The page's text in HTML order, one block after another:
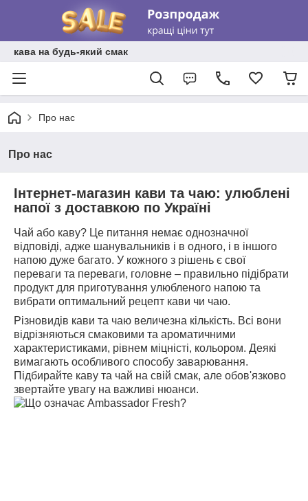
кава на будь-який смак
Про нас
Про нас
Інтернет-магазин кави та чаю: улюблені
напої з доставкою по Україні
Чай або каву? Це питання немає однозначної
відповіді, адже шанувальників і в одного, і в іншого
напою дуже багато. У кожного з рішень є свої
переваги та переваги, головне – правильно підібрати
продукт для приготування улюбленого напою та
вибрати оптимальний рецепт кави чи чаю.
Різновидів кави та чаю величезна кількість. Всі вони
відрізняються смаковими та ароматичними
характеристиками, рівнем міцністі, кольором. Деякі
вимагають особливого способу заварювання.
Підбирайте каву та чай на свій смак, але обов'язково
звертайте увагу на важливі нюанси.